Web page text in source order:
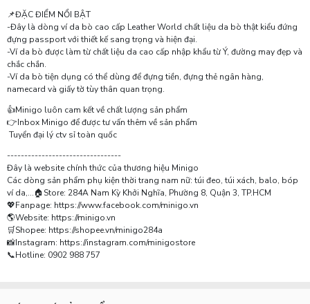
📌ĐẶC ĐIỂM NỔI BẬT
-Đây là dòng ví da bò cao cấp Leather World chất liệu da bò thật kiểu đứng
đựng passport với thiết kế sang trọng và hiện đại.
-Ví da bò được làm từ chất liệu da cao cấp nhập khẩu từ Ý, đường may đẹp và
chắc chắn.
-Ví da bò tiện dụng có thể dùng để đựng tiền, đựng thẻ ngân hàng,
namecard và giấy tờ tùy thân quan trọng.
👍Minigo luôn cam kết về chất lượng sản phẩm
👉Inbox Minigo để được tư vấn thêm về sản phẩm
Tuyển đại lý ctv sỉ toàn quốc
---------------------------------
Đây là website chính thức của thương hiệu Minigo
Các dòng sản phẩm phụ kiện thời trang nam nữ: túi đeo, túi xách, balo, bóp
ví da,...🏠Store: 284A Nam Kỳ Khởi Nghĩa, Phường 8, Quận 3, TP.HCM
💖Fanpage: https://www.facebook.com/minigo.vn
🌎Website: https://minigo.vn
🛒Shopee: https://shopee.vn/minigo284a
📸Instagram: https://instagram.com/minigostore
📞Hotline: 0902 988 757